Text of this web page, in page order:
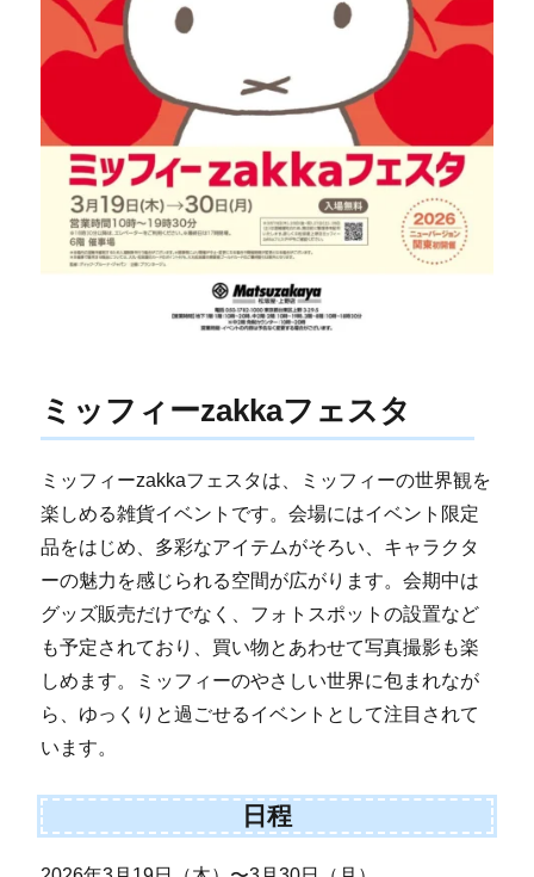
ミッフィーzakkaフェスタ
ミッフィーzakkaフェスタは、ミッフィーの世界観を
楽しめる雑貨イベントです。会場にはイベント限定
品をはじめ、多彩なアイテムがそろい、キャラクタ
ーの魅力を感じられる空間が広がります。会期中は
グッズ販売だけでなく、フォトスポットの設置など
も予定されており、買い物とあわせて写真撮影も楽
しめます。ミッフィーのやさしい世界に包まれなが
ら、ゆっくりと過ごせるイベントとして注目されて
います。
日程